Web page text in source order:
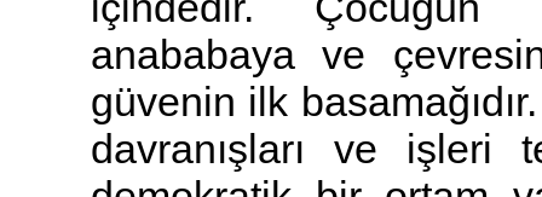
anababaya ve
güvenin ilk
davranışları ve işleri